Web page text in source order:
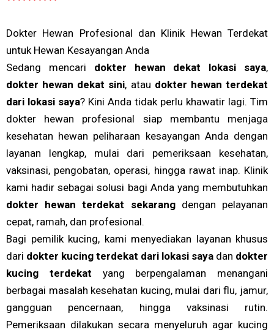
t
e
d
5
o
u
t
o
f
5
Dokter Hewan Profesional dan Klinik Hewan Terdekat
untuk Hewan Kesayangan Anda
Sedang mencari dokter hewan dekat lokasi saya,
dokter hewan dekat sini, atau dokter hewan terdekat
dari lokasi saya? Kini Anda tidak perlu khawatir lagi. Tim
dokter hewan profesional siap membantu menjaga
kesehatan hewan peliharaan kesayangan Anda dengan
layanan lengkap, mulai dari pemeriksaan kesehatan,
vaksinasi, pengobatan, operasi, hingga rawat inap. Klinik
kami hadir sebagai solusi bagi Anda yang membutuhkan
dokter hewan terdekat sekarangdengan pelayanan
cepat, ramah, dan profesional.
Bagi pemilik kucing, kami menyediakan layanan khusus
dari dokter kucing terdekat dari lokasi saya dan dokter
kucing terdekat yang berpengalaman menangani
berbagai masalah kesehatan kucing, mulai dari flu, jamur,
gangguan pencernaan, hingga vaksinasi rutin.
Pemeriksaan dilakukan secara menyeluruh agar kucing